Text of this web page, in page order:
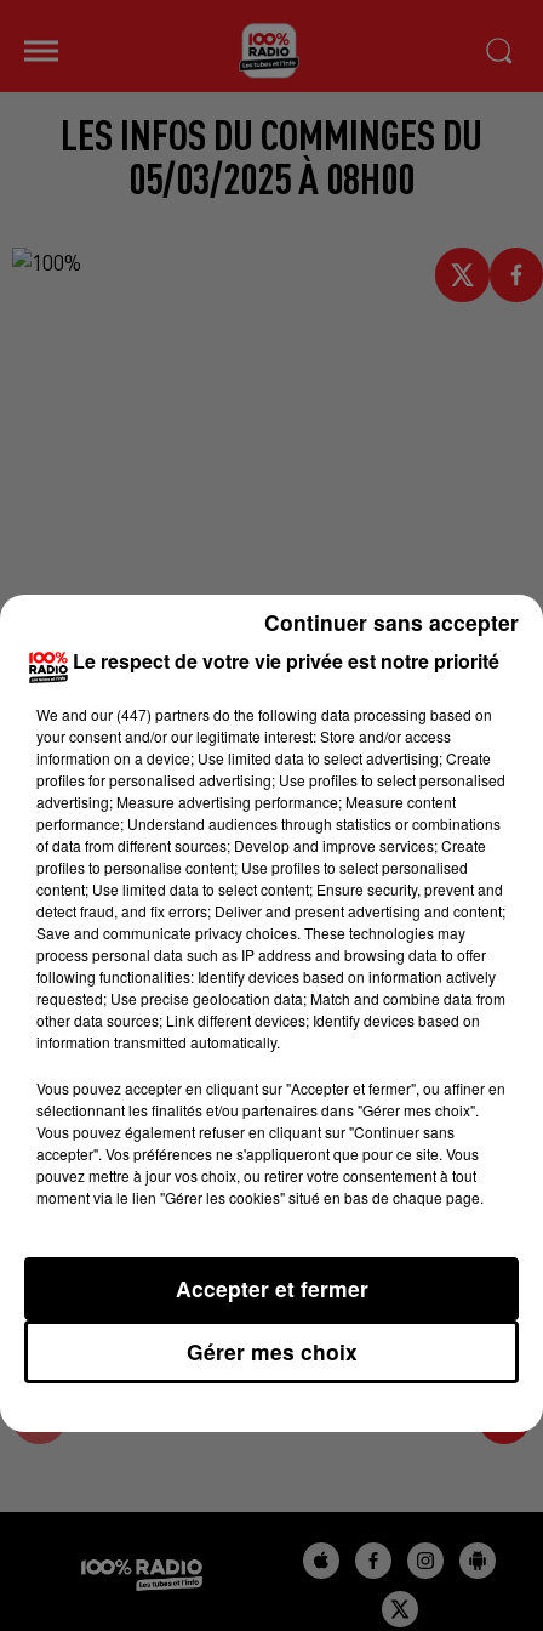
LES INFOS DU COMMINGES DU
05/03/2025 À 08H00
Lecture (4 min 14 sec)
100%
100% Radio les infos du Comminges
5 mars 2025 - 4 min 14 sec
LES INFOS DU COMMINGES DU 05/03/2025 À
08H00
Podcast infos du Comminges
Le respect de votre vie privée est notre priorité
We and our (447) partnersdo the following data processing based on
your consent and/or our legitimate interest: Store and/or access
information on a device; Use limited data to select advertising; Create
profiles for personalised advertising; Use profiles to select personalised
advertising; Measure advertising performance; Measure content
performance; Understand audiences through statistics or combinations
of data from different sources; Develop and improve services; Create
profiles to personalise content; Use profiles to select personalised
content; Use limited data to select content; Ensure security, prevent and
detect fraud, and fix errors; Deliver and present advertising and content;
Save and communicate privacy choices. These technologies may
process personal data such as IP address and browsing data to offer
following functionalities: Identify devices based on information actively
requested; Use precise geolocation data; Match and combine data from
other data sources; Link different devices; Identify devices based on
information transmitted automatically.
Vous pouvez accepter en cliquant sur "Accepter et fermer", ou affiner en
sélectionnant les finalités et/ou partenaires dans "Gérer mes choix".
Vous pouvez également refuser en cliquant sur "Continuer sans
accepter". Vos préférences ne s'appliqueront que pour ce site. Vous
pouvez mettre à jour vos choix, ou retirer votre consentement à tout
moment via le lien "Gérer les cookies" situé en bas de chaque page.
Gérer mes choix
Accepter et fermer
Continuer sans accepter